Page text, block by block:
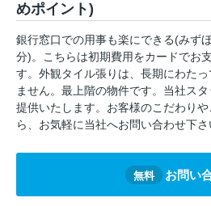
めポイント)
銀行窓口での用事も楽にできる(みず
分)。こちらは初期費用をカードでお
す。外観タイル張りは、長期にわた
ません。最上階の物件です。当社ス
提供いたします。お客様のこだわり
ら、お気軽に当社へお問い合わせ下さ
無料 お問い